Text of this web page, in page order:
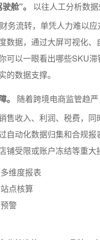
舱”。
以往人工分析数
务流转，单凭人力难以
数据，通过大屏可视化
可以一眼看出哪些SKU
数据支撑。
随着跨境电商监管趋
售收入、利润、税费，
动化数据归集和合规报
受限或账户冻结等重大
维度报表
点核算
警